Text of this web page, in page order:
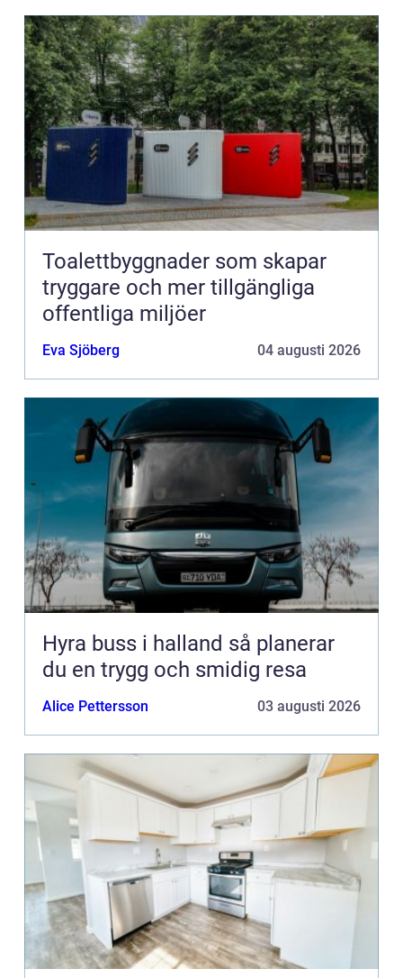
Toalettbyggnader som skapar
tryggare och mer tillgängliga
offentliga miljöer
Eva Sjöberg 04 augusti 2026
Hyra buss i halland så planerar
du en trygg och smidig resa
Alice Pettersson 03 augusti 2026